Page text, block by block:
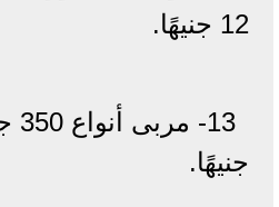
12 جنيهًا.
جنيهًا.